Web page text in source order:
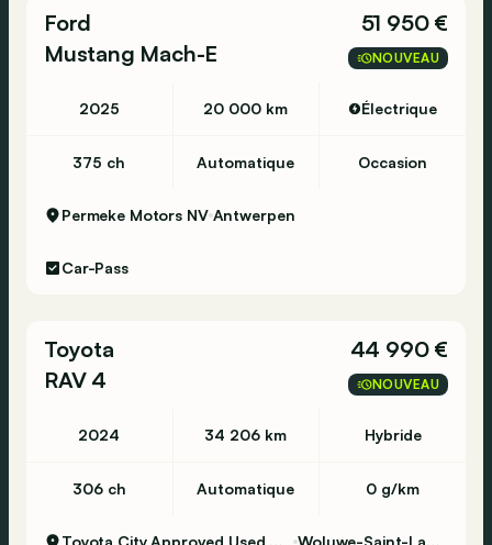
Ford
Mustang Mach-E
51 950 €
NOUVEAU
2025 20 000 km Électrique
375 ch Automatique Occasion
Permeke Motors NV Antwerpen
Car-Pass
Toyota
RAV 4
44 990 €
NOUVEAU
2024 34 206 km Hybride
306 ch Automatique 0 g/km
Toyota City Approved Used Woluwe Woluwe-Saint-Lambert